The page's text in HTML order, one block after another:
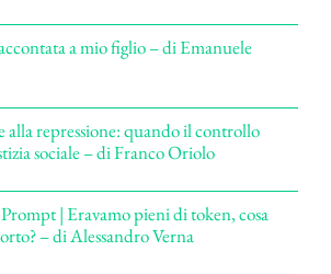
a mio figlio – di Emanuele
alla repressione: quando il controllo
sociale – di Franco Oriolo
| Eravamo pieni di token, cosa
– di Alessandro Verna